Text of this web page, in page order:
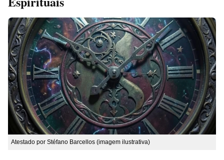
Atestado por Stéfano Barcellos (imagem ilustrativa)